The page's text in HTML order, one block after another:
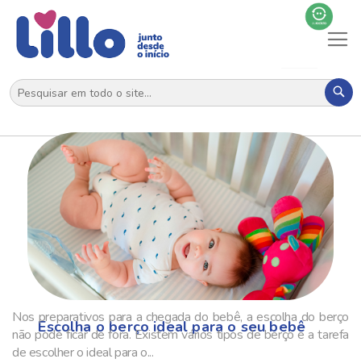
Escolha o berço ideal para o seu bebê
Nos preparativos para a chegada do bebê, a escolha do berço
não pode ficar de fora. Existem vários tipos de berço e a tarefa
de escolher o ideal para o...